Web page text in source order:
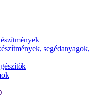
segédanyagok,